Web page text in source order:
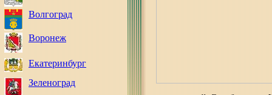
Волгоград
Воронеж
Екатеринбург
Зеленоград